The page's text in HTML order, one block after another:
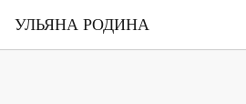
УЛЬЯНА РОДИНА